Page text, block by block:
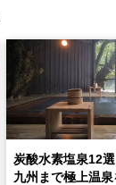
炭酸水素塩泉12
九州まで極上温